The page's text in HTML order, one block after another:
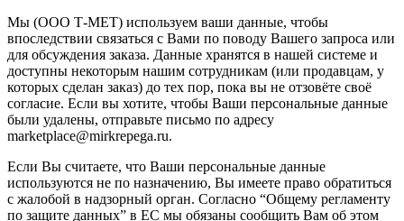
Мы (ООО Т-МЕТ) используем ваши данные, чтобы
впоследствии связаться с Вами по поводу Вашего запроса или
для обсуждения заказа. Данные хранятся в нашей системе и
доступны некоторым нашим сотрудникам (или продавцам, у
которых сделан заказ) до тех пор, пока вы не отзовёте своё
согласие. Если вы хотите, чтобы Ваши персональные данные
были удалены, отправьте письмо по адресу
marketplace@mirkrepega.ru.
Если Вы считаете, что Ваши персональные данные
используются не по назначению, Вы имеете право обратиться
с жалобой в надзорный орган. Согласно “Общему регламенту
по защите данных” в ЕС мы обязаны сообщить Вам об этом